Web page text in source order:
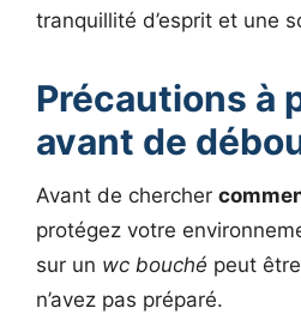
tranquillité d’esprit et une
Précautions à
avant de
Avant de chercher
protégez votre
sur un wc bouché peut
n’avez pas préparé.